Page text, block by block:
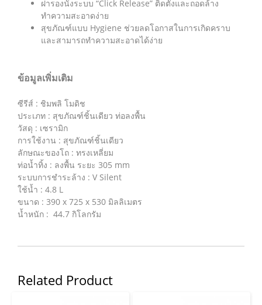
ฝารองนั่งระบบ “Click Release” ติดตั้งและถอดล้าง
ทำความสะอาดง่าย
สุขภัณฑ์แบบ Hygiene ช่วยลดโอกาสในการเกิดคราบ
และสามารถทำความสะอาดได้ง่าย
ข้อมูลเพิ่มเติม
ซีรีส์ : ชิมพลิ โมดิช
ประเภท : สุขภัณฑ์ชิ้นเดียว ท่อลงพื้น
วัสดุ : เซรามิก
การใช้งาน : สุขภัณฑ์ชิ้นเดียว
ลักษณะของโถ : ทรงเหลี่ยม
ท่อน้ำทิ้ง : ลงพื้น ระยะ 305 mm
ระบบการชำระล้าง : V Silent
ใช้น้ำ : 4.8 L
ขนาด : 390 x 725 x 530 มิลลิเมตร
น้ำหนัก : 44.7 กิโลกรัม
Related Product